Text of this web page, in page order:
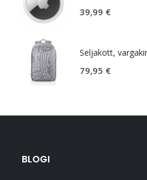
39,99 €
79,95 €
BLOGI